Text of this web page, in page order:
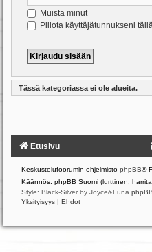
Muista minut
Piilota käyttäjätunnukseni
Tässä kategoriassa ei ole alueita.
Etusivu
Keskustelufoorumin ohjelmisto phpBB®
Käännös: phpBB Suomi (lurttinen,
Style: Black-Silver by Joyce&Luna
Yksityisyys | Ehdot